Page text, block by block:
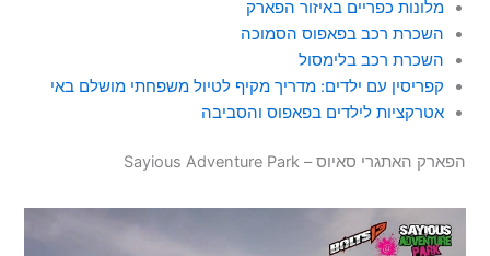
מלונות כפריים באיזור הפארק
השכרת רכב בפאפוס הסמוכה
השכרת רכב בלימסול
קפריסין עם ילדים: מדריך מקיף לטיול משפחתי מושלם באי
אטרקציות לילדים בפאפוס והסביבה
הפארק האתגרי סאיוס – Sayious Adventure Park